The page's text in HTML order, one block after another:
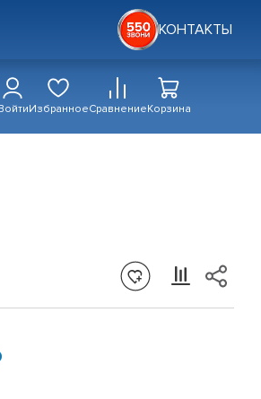
КОНТАКТЫ
ИзбранноеСравнениеКорзина